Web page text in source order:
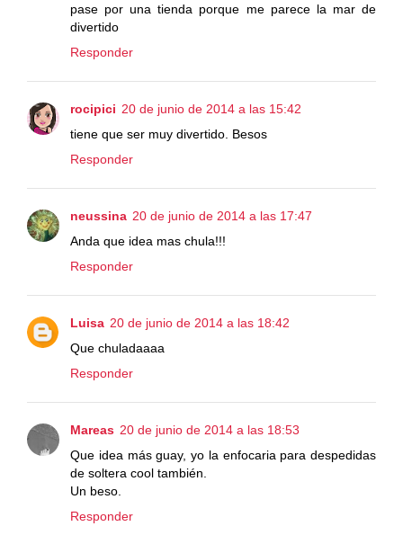
pase por una tienda porque me parece la mar de
divertido
Responder
rocipici 20 de junio de 2014 a las 15:42
tiene que ser muy divertido. Besos
Responder
neussina 20 de junio de 2014 a las 17:47
Anda que idea mas chula!!!
Responder
Luisa 20 de junio de 2014 a las 18:42
Que chuladaaaa
Responder
Mareas 20 de junio de 2014 a las 18:53
Que idea más guay, yo la enfocaria para despedidas
de soltera cool también.
Un beso.
Responder